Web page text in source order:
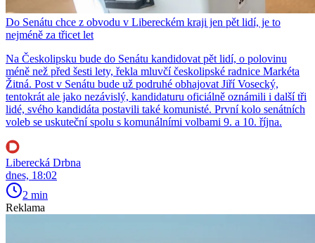
Do Senátu chce z obvodu v Libereckém kraji jen pět lidí, je to
nejméně za třicet let
Na Českolipsku bude do Senátu kandidovat pět lidí, o polovinu
méně než před šesti lety, řekla mluvčí českolipské radnice Markéta
Žitná. Post v Senátu bude už podruhé obhajovat Jiří Vosecký,
tentokrát ale jako nezávislý, kandidaturu oficiálně oznámili i další tři
lidé, svého kandidáta postavili také komunisté. První kolo senátních
voleb se uskuteční spolu s komunálními volbami 9. a 10. října.
Liberecká Drbna
dnes, 18:02
2 min
Reklama